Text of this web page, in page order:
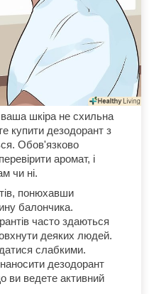
шкіра не схильна
купити дезодорант з
Обов'язково
аромат, і
чи ні.
понюхавши
балончика.
часто здаються
деяких людей.
слабкими.
дезодорант
ви ведете активний